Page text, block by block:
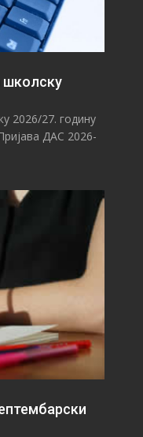
школску
2026/27. годину
ДАС 2026-